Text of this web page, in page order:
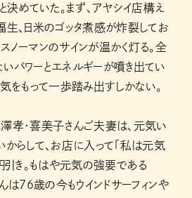
決めていた。まず、アヤシイ店構え
生、日米のゴッタ煮感が炸裂してお
ノーマンのサインが温かく灯る。全
パワーとエネルギーが噴き出てい
気をもって一歩踏み出すしかない。
孝・喜美子さんご夫妻は、元気い
からして、お店に入って「私は元気
引き。もはや元気の強要である
んは76歳の今もウインドサーフィンや